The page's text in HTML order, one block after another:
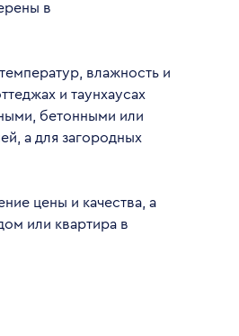
в
влажность и
и таунхаусах
бетонными или
а для загородных
цены и качества, а
или квартира в